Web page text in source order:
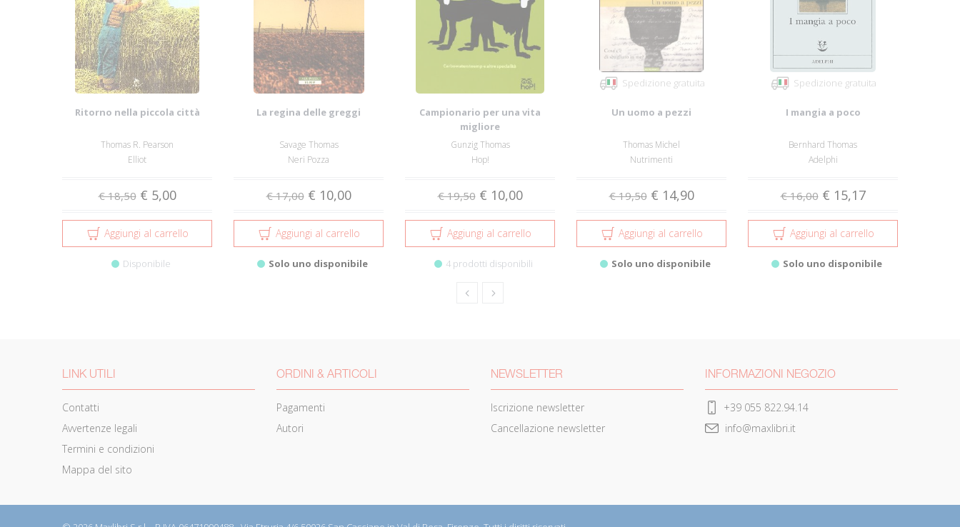
Ritorno nella piccola città
Thomas R. Pearson
Elliot
€ 18,50 € 5,00
Aggiungi al carrello
Disponibile
La regina delle greggi
Savage Thomas
Neri Pozza
€ 17,00 € 10,00
Aggiungi al carrello
Solo uno disponibile
Campionario per una vita
migliore
Gunzig Thomas
Hop!
€ 19,50 € 10,00
Aggiungi al carrello
4 prodotti disponibili
Spedizione gratuita
Un uomo a pezzi
Thomas Michel
Nutrimenti
€ 19,50 € 14,90
Aggiungi al carrello
Solo uno disponibile
Spedizione gratuita
I mangia a poco
Bernhard Thomas
Adelphi
€ 16,00 € 15,17
Aggiungi al carrello
Solo uno disponibile
LINK UTILI
Contatti
Avvertenze legali
Termini e condizioni
Mappa del sito
ORDINI & ARTICOLI
Pagamenti
Autori
NEWSLETTER
Iscrizione newsletter
Cancellazione newsletter
INFORMAZIONI NEGOZIO
+39 055 822.94.14
info@maxlibri.it